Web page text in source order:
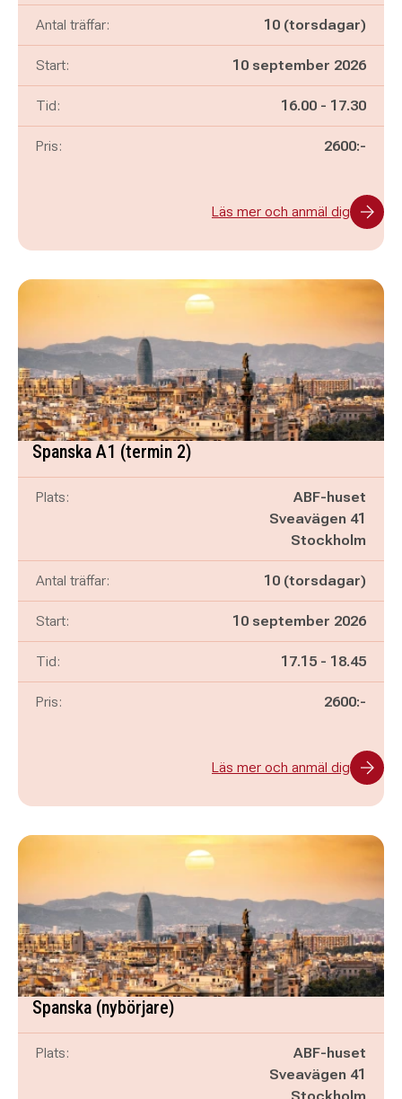
Antal träffar: 10 (torsdagar)
Start: 10 september 2026
Tid: Pågår mellan
16.00 - och
17.30
Pris: 2600:-
Läs mer och anmäl dig
Spanska A1 (termin 2)
Plats:
ABF-huset
Sveavägen 41
Stockholm
Antal träffar: 10 (torsdagar)
Start: 10 september 2026
Tid: Pågår mellan
17.15 - och
18.45
Pris: 2600:-
Läs mer och anmäl dig
Spanska (nybörjare)
Plats:
ABF-huset
Sveavägen 41